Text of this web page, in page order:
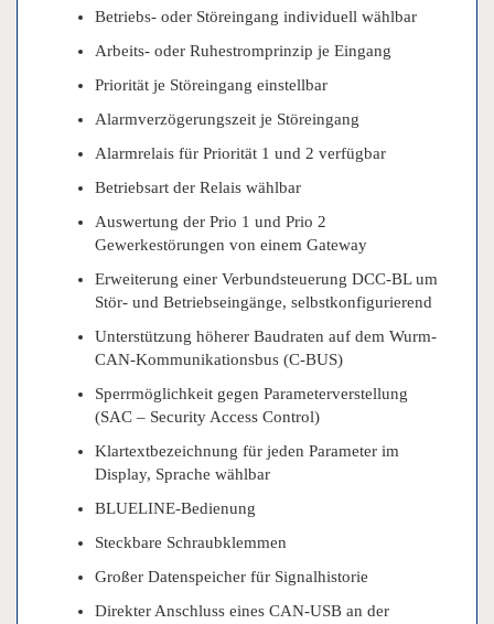
Betriebs- oder Störeingang individuell wählbar
Arbeits- oder Ruhestromprinzip je Eingang
Priorität je Störeingang einstellbar
Alarmverzögerungszeit je Störeingang
Alarmrelais für Priorität 1 und 2 verfügbar
Betriebsart der Relais wählbar
Auswertung der Prio 1 und Prio 2
Gewerkestörungen von einem Gateway
Erweiterung einer Verbundsteuerung DCC-BL um
Stör- und Betriebseingänge, selbstkonfigurierend
Unterstützung höherer Baudraten auf dem Wurm-
CAN-Kommunikationsbus (C-BUS)
Sperrmöglichkeit gegen Parameterverstellung
(SAC – Security Access Control)
Klartextbezeichnung für jeden Parameter im
Display, Sprache wählbar
BLUELINE-Bedienung
Steckbare Schraubklemmen
Großer Datenspeicher für Signalhistorie
Direkter Anschluss eines CAN-USB an der